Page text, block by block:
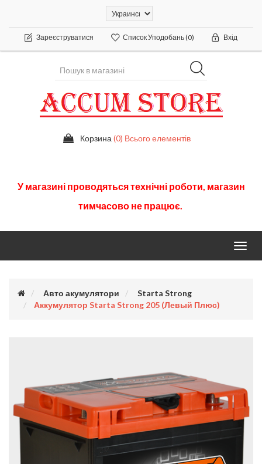
Зареєструватися Список Уподобань(0) Вхід
Корзина (0) Всього елементів
У магазині проводятьсятехнічні роботи, магазин
тимчасово не працює.
Авто акумулятори
Starta Strong
Аккумулятор Starta Strong 205 (левый Плюс)